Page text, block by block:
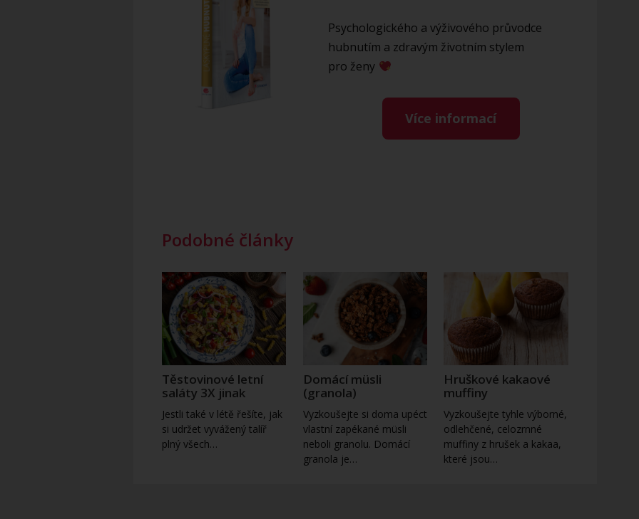
Psychologického a výživového průvodce
hubnutím a zdravým životním stylem
pro ženy
Více informací
Podobné články
Těstovinové letní
saláty 3X jinak
Jestli také v létě řešíte, jak
si udržet vyvážený talíř
plný všech…
Domácí müsli
(granola)
Vyzkoušejte si doma upéct
vlastní zapékané müsli
neboli granolu. Domácí
granola je…
Hruškové kakaové
muffiny
Vyzkoušejte tyhle výborné,
odlehčené, celozrnné
muffiny z hrušek a kakaa,
které jsou…